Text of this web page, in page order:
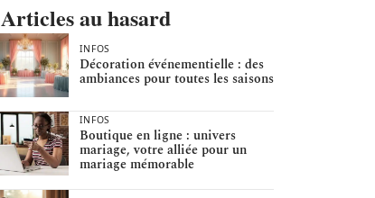
Articles au hasard
INFOS
Décoration événementielle : des
ambiances pour toutes les saisons
INFOS
Boutique en ligne : univers
mariage, votre alliée pour un
mariage mémorable